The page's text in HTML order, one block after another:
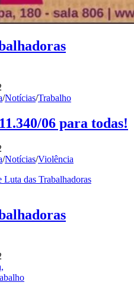
/Notícias/Trabalho
06 para todas!
/Notícias/Violência